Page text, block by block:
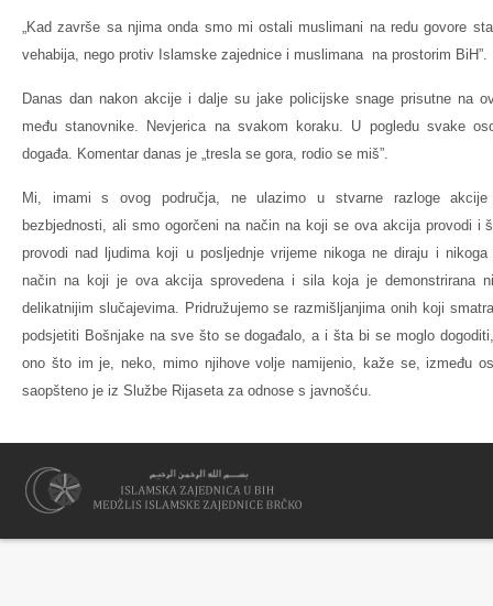
„Kad završe sa njima onda smo mi ostali muslimani na redu govore
vehabija, nego protiv Islamske zajednice i muslimana na prostorim BiH”.
Danas dan nakon akcije i dalje su jake policijske snage prisutne na
među stanovnike. Nevjerica na svakom koraku. U pogledu svake
događa. Komentar danas je „tresla se gora, rodio se miš”.
Mi, imami s ovog područja, ne ulazimo u stvarne razloge akcije
bezbjednosti, ali smo ogorčeni na način na koji se ova akcija provodi i
provodi nad ljudima koji u posljednje vrijeme nikoga ne diraju i
način na koji je ova akcija sprovedena i sila koja je demonstrirana
delikatnijim slučajevima. Pridružujemo se razmišljanjima onih koji
podsjetiti Bošnjake na sve što se događalo, a i šta bi se moglo
ono što im je, neko, mimo njihove volje namijenio, kaže se, između
saopšteno je iz Službe Rijaseta za odnose s javnošću.